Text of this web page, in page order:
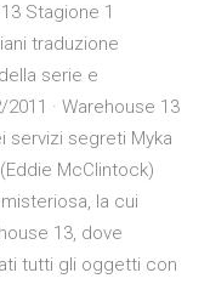
Stagione 1
traduzione
serie e
· Warehouse 13
servizi segreti Myka
McClintock)
la cui
13, dove
tutti gli oggetti con